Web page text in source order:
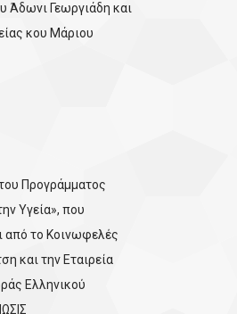
Άδωνι Γεωργιάδη και
κου Μάριου
Προγράμματος
Υγεία», που
από το Κοινωφελές
και την Εταιρεία
Ελληνικού